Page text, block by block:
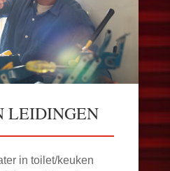
LEIDINGEN
in toilet/keuken